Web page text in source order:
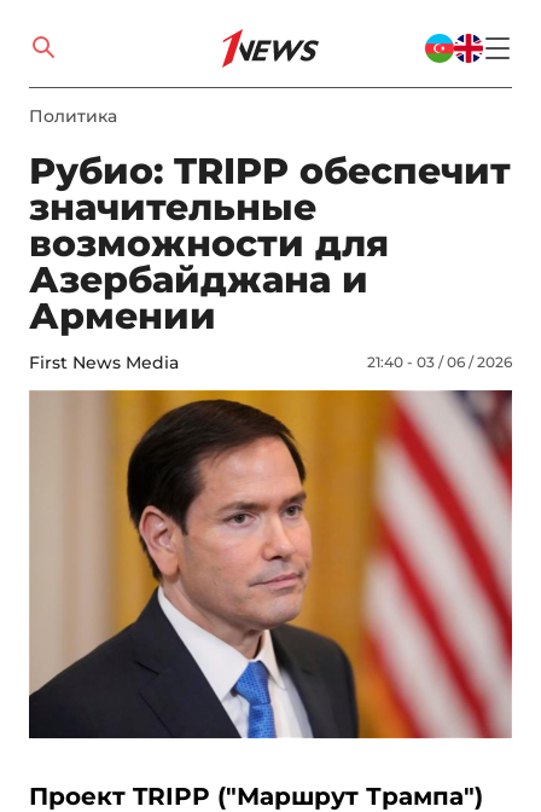
Политика
Рубио: TRIPP обеспечит
значительные
возможности для
Азербайджана и
Армении
First News Media 21:40 - 03 / 06 / 2026
Проект TRIPP ("Маршрут Трампа")